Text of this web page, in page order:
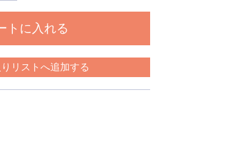
トに入れる
リストへ追加する